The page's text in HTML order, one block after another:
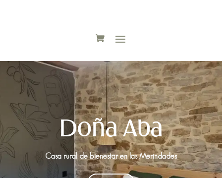
Doña Aba
Casa rural de bienestar en las Merindades